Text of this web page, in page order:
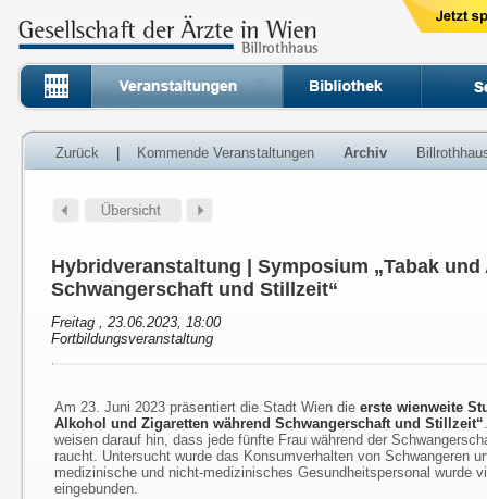
Zurück Kommende Veranstaltungen Archiv
Hybridveranstaltung | Symposium „Tabak
Schwangerschaft und Stillzeit“
Freitag , 23.06.2023, 18:00
Fortbildungsveranstaltung
Am 23. Juni 2023 präsentiert die Stadt Wien dieerste wienweite
Alkohol und Zigaretten während Schwangerschaft und Stillzeit“
weisen darauf hin, dass jede fünfte Frau während der
raucht. Untersucht wurde das Konsumverhalten von Schwangeren
medizinische und nicht-medizinisches Gesundheitspersonal wurde
eingebunden.